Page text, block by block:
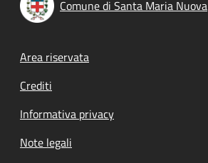
Comune di Santa Maria Nuova
Footer menu
Area riservata
Crediti
Informativa privacy
Note legali